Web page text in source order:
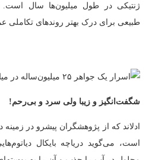
ژنتیکی در طول میلیون‌ها سال است.
طبیعی برای درک بهتر روندهای تکاملی
شگفت‌انگیز و زیبا ولی سرد و بی‌رحم!
ادلاند که از پژوهشگران پیشرو در
است، می‌گوید دریاچه بایکال